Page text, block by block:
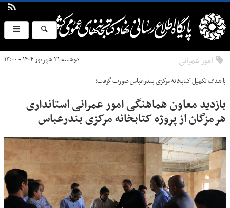
امور عمرانی دوشنبه ۳۱ شهریور ۱۴۰۴ - ۱۳:۰۰
با هدف تکمیل کتابخانه مرکزی بندرعباس صورت گرفت؛
بازدید معاون هماهنگی امور عمرانی استانداری
هرمزگان از پروژه کتابخانه مرکزی بندرعباس